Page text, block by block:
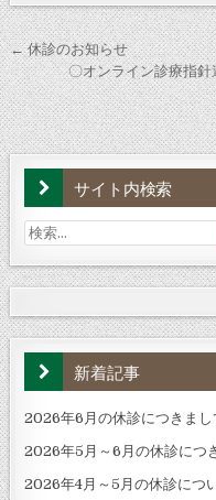
投
稿
ナ
ビ
ゲ
ー
シ
ョ
ン
← 休診のお知らせ
〇オンライン診療指
サイト内検索
検
索:
新着記事
2026年6月の休診につきま
2026年5月～6月の休診に
2026年4月～5月の休診につ